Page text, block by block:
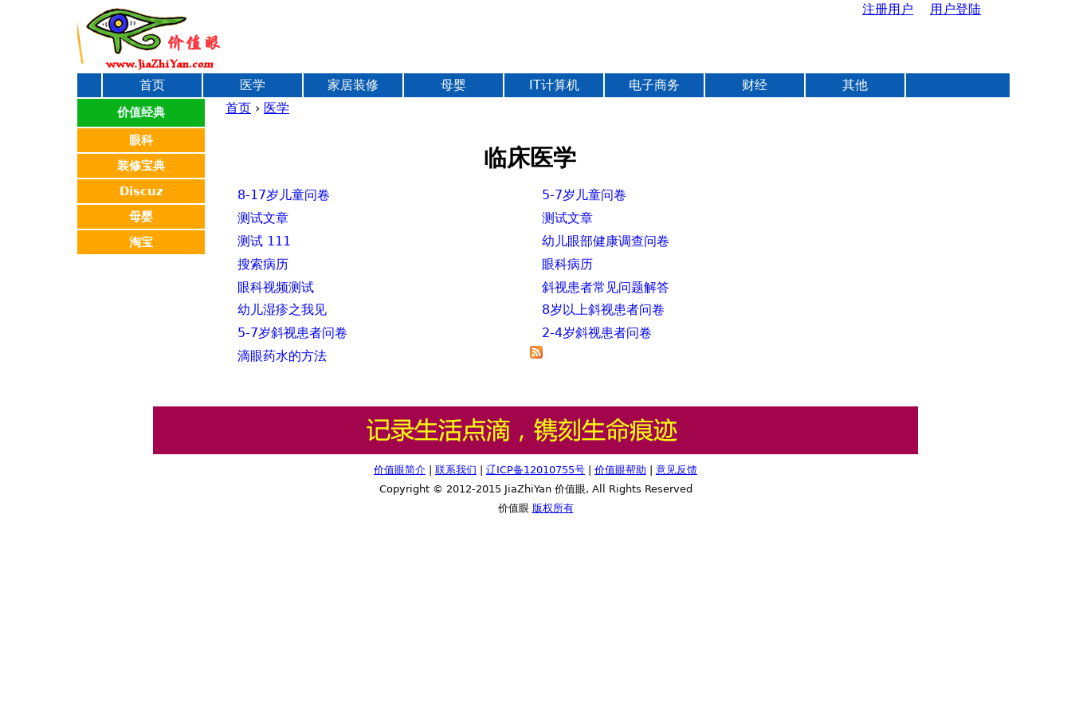
s
注册用户 用户登陆
这
里
首页 › 医学
临床医学
8-17岁儿童问卷
5-7岁儿童问卷
测试文章
测试文章
测试 111
幼儿眼部健康调查问卷
搜索病历
眼科病历
眼科视频测试
斜视患者常见问题解答
幼儿湿疹之我见
8岁以上斜视患者问卷
5-7岁斜视患者问卷
2-4岁斜视患者问卷
滴眼药水的方法
首页 医学 家居装修 母婴 IT计算机 电子商务 财经 其他
价值经典
眼科
装修宝典
Discuz
母婴
淘宝
价值眼简介 | 联系我们 | 辽ICP备12010755号 | 价值眼帮助 | 意见反馈
Copyright © 2012-2015 JiaZhiYan 价值眼, All Rights Reserved
价值眼 版权所有